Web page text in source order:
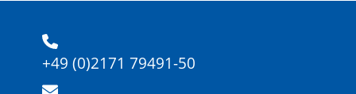
+49 (0)2171 79491-50